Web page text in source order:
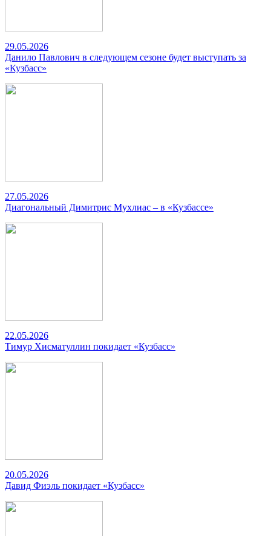
29.05.2026
Данило Павлович в следующем сезоне будет выступать за
«Кузбасс»
27.05.2026
Диагональный Димитрис Мухлиас – в «Кузбассе»
22.05.2026
Тимур Хисматуллин покидает «Кузбасс»
20.05.2026
Давид Фиэль покидает «Кузбасс»